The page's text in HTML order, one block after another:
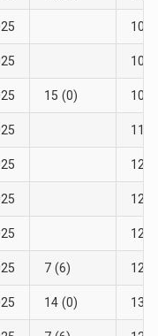
10
10
15 (0) 10
11
12
12
12
7 (6) 12
14 (0) 13